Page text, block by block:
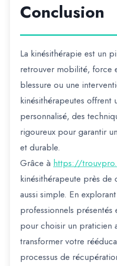
Conclusion
La kinésithérapie est un
retrouver mobilité, force
blessure ou une
kinésithérapeutes offrent
personnalisé, des
rigoureux pour garantir
et durable.
Grâce à https://
kinésithérapeute près de
aussi simple. En
professionnels présentés
pour choisir un praticien
transformer votre
processus de